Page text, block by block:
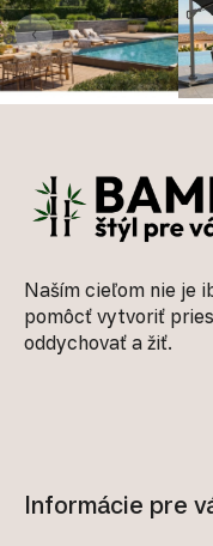
‹
Naším cieľom nie je
pomôcť vytvoriť
oddychovať a žiť.
Informácie pre